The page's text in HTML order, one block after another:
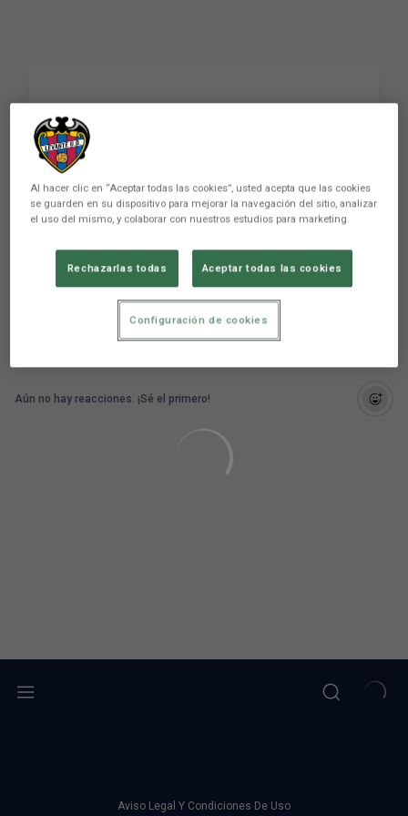
Exhibición de Andrés
Fernández para frenar
al Burgos CF
Exhibición de Andrés Fernández para frenar al
Burgos CF
Aún no hay reacciones. ¡Sé el primero!
Aviso Legal Y Condiciones De Uso
Al hacer clic en “Aceptar todas las cookies”, usted acepta que las cookies
se guarden en su dispositivo para mejorar la navegación del sitio, analizar
el uso del mismo, y colaborar con nuestros estudios para marketing.
Rechazarlas todas Aceptar todas las cookies
Configuración de cookies